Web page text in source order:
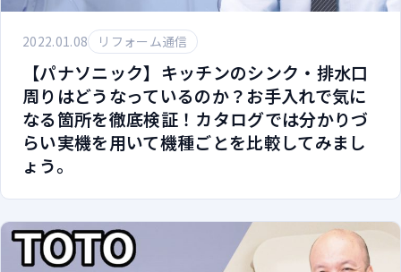
2022.01.08 リフォーム通信
【パナソニック】キッチンのシンク・排水口
周りはどうなっているのか？お手入れで気に
なる箇所を徹底検証！カタログでは分かりづ
らい実機を用いて機種ごとを比較してみまし
ょう。